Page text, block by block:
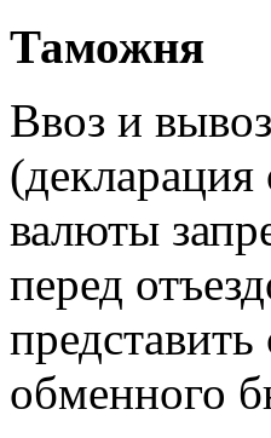
Таможня
Ввоз и
(декларация
валюты
перед
обменного